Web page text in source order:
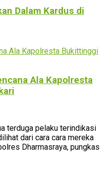
Dalam Kardus di
Ala Kapolresta
terduga pelaku terindikasi
dari cara cara mereka
Dharmasraya, pungkas